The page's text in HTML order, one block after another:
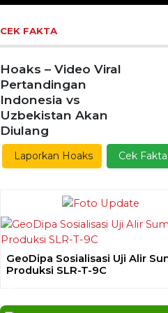
CEK FAKTA
Hoaks – Video Viral
Pertandingan
Indonesia vs
Uzbekistan Akan
Diulang
Laporkan Hoaks Cek
GeoDipa Sosialisasi Uji Alir
Produksi SLR-T-9C